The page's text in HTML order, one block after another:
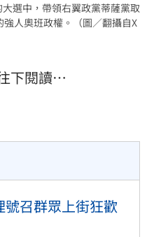
選中，帶領右翼政黨蒂薩黨取
人奧班政權。（圖／翻攝自X
下閱讀…
召群眾上街狂歡